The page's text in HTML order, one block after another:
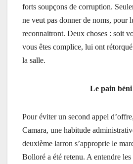
forts soupçons de corruption.
ne veut pas donner de noms, pour
reconnaitront. Deux choses : soit
vous êtes complice, lui ont
la salle.
Le pain béni
Pour éviter un second appel
Camara, une habitude
deuxième larron s’approprie le
Bolloré a été retenu. A entendre